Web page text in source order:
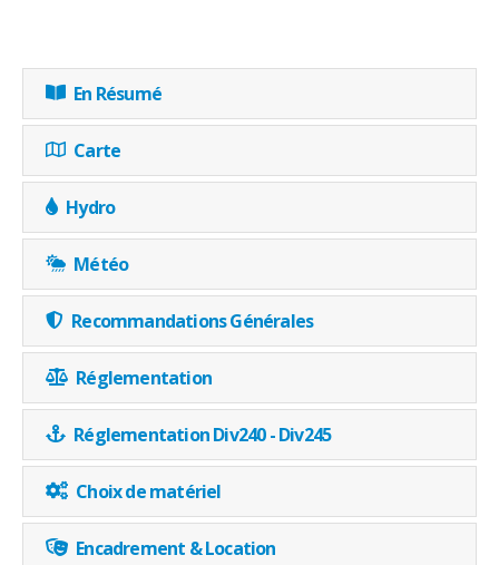
En Résumé
Carte
Hydro
Météo
Recommandations Générales
Réglementation
Réglementation Div240 - Div245
Choix de matériel
Encadrement & Location